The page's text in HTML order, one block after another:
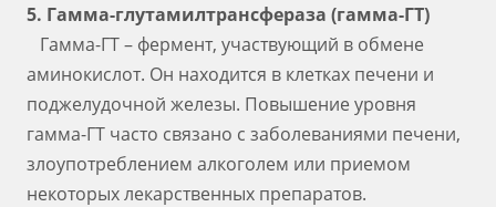
5. Гамма-глутамилтрансфераза (гамма-ГТ)
Гамма-ГТ – фермент, участвующий в обмене
аминокислот. Он находится в клетках печени и
поджелудочной железы. Повышение уровня
гамма-ГТ часто связано с заболеваниями печени,
злоупотреблением алкоголем или приемом
некоторых лекарственных препаратов.